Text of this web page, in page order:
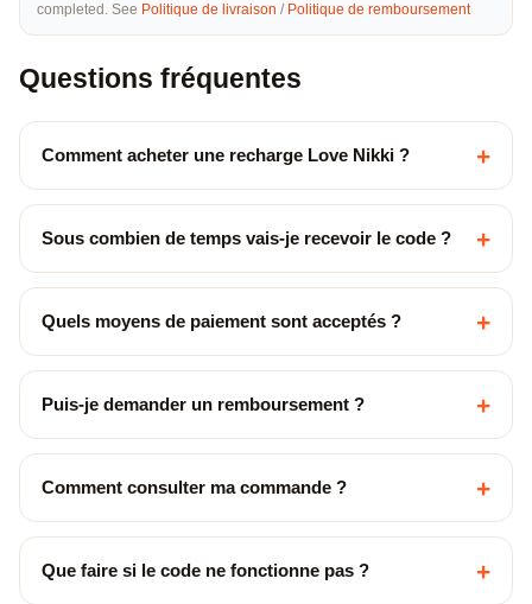
completed. See Politique de livraison / Politique de remboursement
Questions fréquentes
Comment acheter une recharge Love Nikki ? +
Sous combien de temps vais-je recevoir le code ? +
Quels moyens de paiement sont acceptés ? +
Puis-je demander un remboursement ? +
Comment consulter ma commande ? +
Que faire si le code ne fonctionne pas ? +